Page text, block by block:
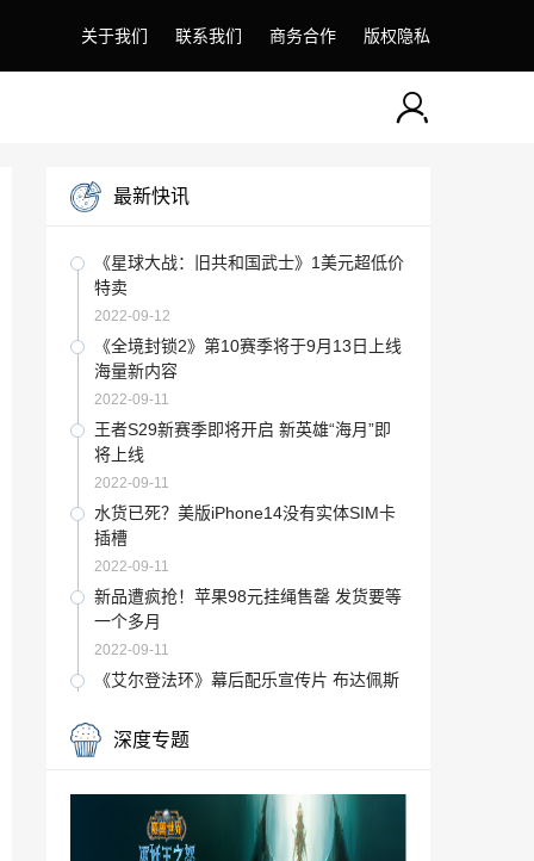
关于我们 联系我们 商务合作 版权隐私
最新快讯
《星球大战：旧共和国武士》1美元超低价
特卖
2022-09-12
《全境封锁2》第10赛季将于9月13日上线
海量新内容
2022-09-11
王者S29新赛季即将开启 新英雄“海月”即
将上线
2022-09-11
水货已死？美版iPhone14没有实体SIM卡
插槽
2022-09-11
新品遭疯抢！苹果98元挂绳售罄 发货要等
一个多月
2022-09-11
《艾尔登法环》幕后配乐宣传片 布达佩斯
2022-09-11
2022-09-11
育碧CEO回应腾讯增股：公司仍完全独立
深度专题